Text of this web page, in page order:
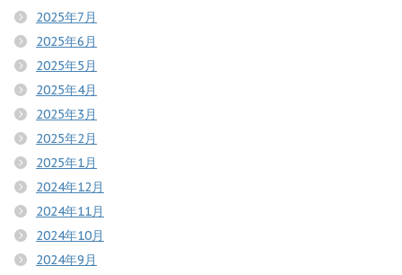
2025年7月
2025年6月
2025年5月
2025年4月
2025年3月
2025年2月
2025年1月
2024年12月
2024年11月
2024年10月
2024年9月